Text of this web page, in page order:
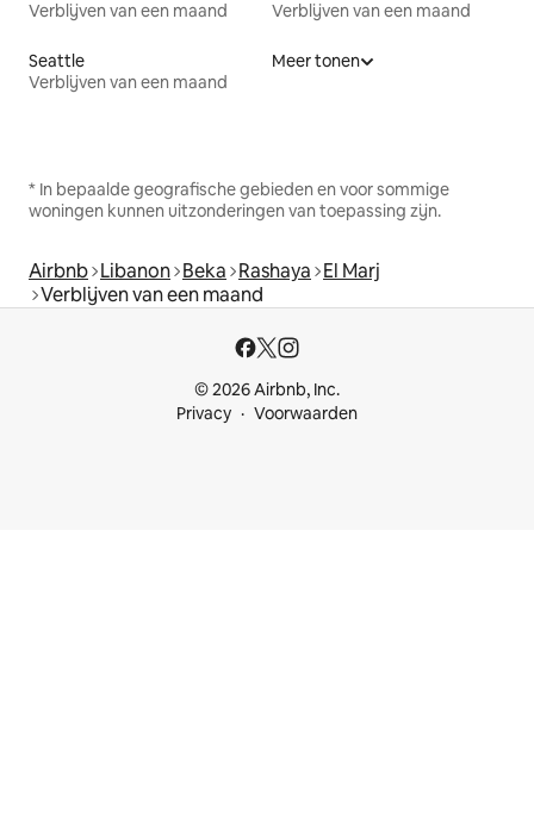
Verblijven van een maand Verblijven van een maand
Seattle
Verblijven van een maand
Meer tonen
* In bepaalde geografische gebieden en voor sommige
woningen kunnen uitzonderingen van toepassing zijn.
Airbnb Libanon Beka Rashaya El Marj
Verblijven van een maand
© 2026 Airbnb, Inc.
Privacy
Voorwaarden